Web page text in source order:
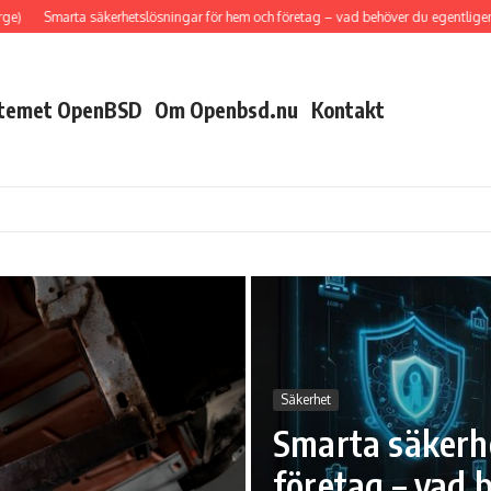
Smarta säkerhetslösningar för hem och företag – vad behöver du egentligen?
OpenBSD Om Openbsd.nu Kontakt
Säkerhet
Smarta